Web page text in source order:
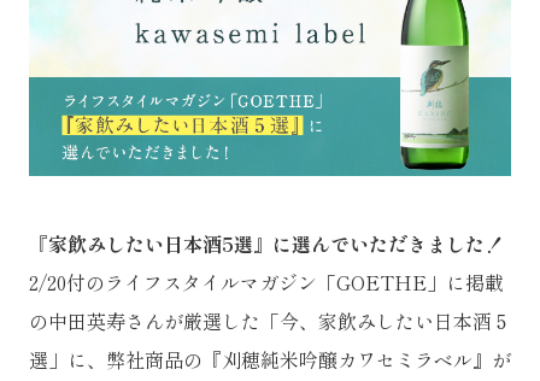
『家飲みしたい日本酒5選』に選んでいただきました！
2/20付のライフスタイルマガジン「GOETHE」に掲載
の中田英寿さんが厳選した「今、家飲みしたい日本酒５
選」に、弊社商品の『刈穂純米吟醸カワセミラベル』が